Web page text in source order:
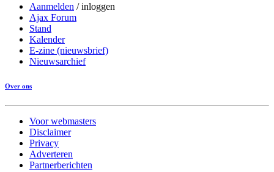
Aanmelden /inloggen
Ajax Forum
Stand
Kalender
E-zine (nieuwsbrief)
Nieuwsarchief
Over ons
Voor webmasters
Disclaimer
Privacy
Adverteren
Partnerberichten